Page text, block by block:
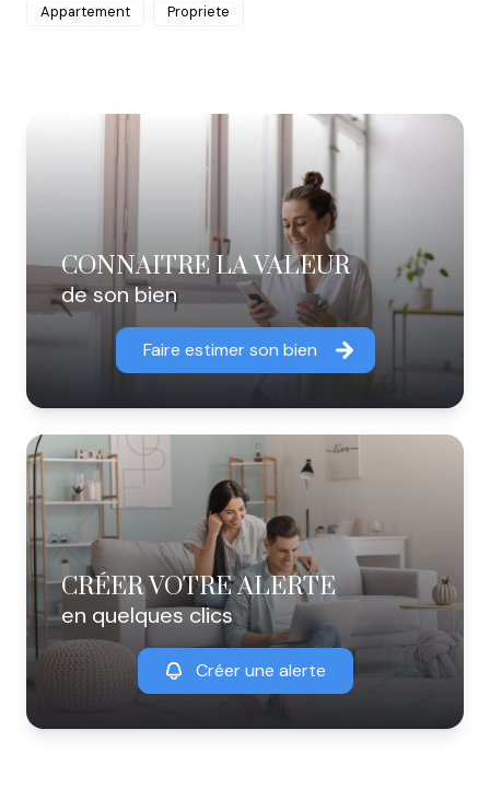
Appartement Propriete
CONNAITRE LA VALEUR
de son bien
Faire estimer son bien
CRÉER VOTRE ALERTE
en quelques clics
Créer une alerte